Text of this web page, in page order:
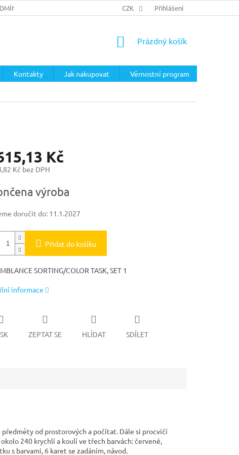
PODMÍNKY OCHRANY OSOBNÍCH ÚDAJŮ
CZK Přihlášení
NÁKUPNÍ
Prázdný košík
Kontakty Jak nakupovat
Věrnostní program
Kč
Kč bez DPH
výroba
doručit do: 11.1.2027
Přidat do košíku
SORTING/COLOR TASK, SET 1
informace
ZEPTAT SE HLÍDAT SDÍLET
od prostorových a počítat. Dále si procvičí
240 krychlí a koulí ve třech barvách: červené,
s barvami, 6 karet se zadáním, návod.